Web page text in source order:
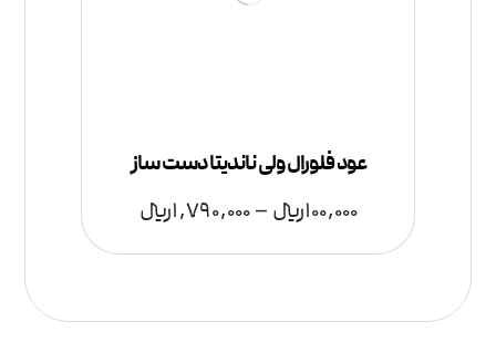
عود فلورال ولی ناندیتا دست ساز
100,000﷼ –
1,790,000﷼